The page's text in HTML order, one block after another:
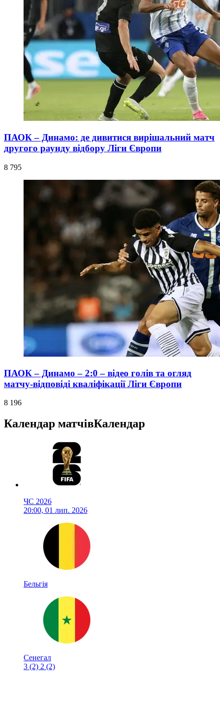
ПАОК – Динамо: де дивитися вирішальний матч
другого раунду відбору Ліги Європи
8 795
ПАОК – Динамо – 2:0 – відео голів та огляд
матчу-відповіді кваліфікації Ліги Європи
8 196
Календар матчівКалендар
ЧС 2026
20:00, 01 лип. 2026
Бельгія
Сенегал
3 (2) 2 (2)